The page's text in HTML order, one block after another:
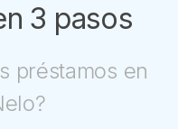
3 pasos
préstamos en